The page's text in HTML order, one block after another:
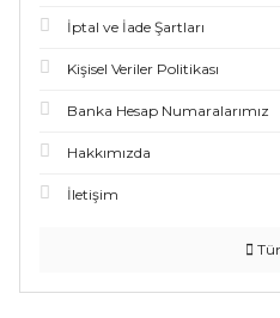
İptal ve İade Şartları
Kişisel Veriler Politikası
Banka Hesap Numaralarımız
Hakkımızda
İletişim